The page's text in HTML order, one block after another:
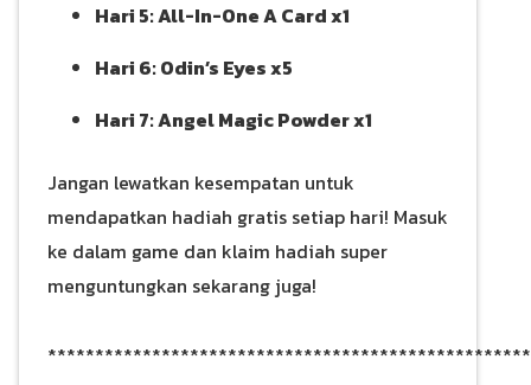
Hari 5: All-In-One A Card x1
Hari 6: Odin’s Eyes x5
Hari 7: Angel Magic Powder x1
Jangan lewatkan kesempatan untuk
mendapatkan hadiah gratis setiap hari! Masuk
ke dalam game dan klaim hadiah super
menguntungkan sekarang juga!